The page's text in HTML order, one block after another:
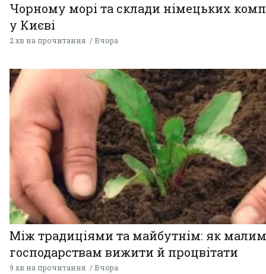
Чорному морі та склади німецьких
у Києві
2 хв на прочитання Вчора
Між традиціями та майбутнім: як малим
господарствам вижити й процвітати
9 хв на прочитання Вчора